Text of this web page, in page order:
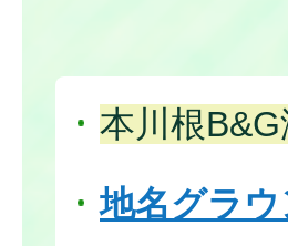
本川根
地名グラ